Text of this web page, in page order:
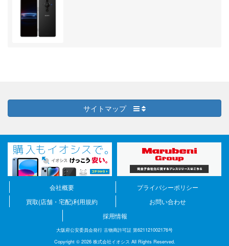
サイトマップ
会社概要
プライバシーポリシー
買取(店舗・宅配)利用規約
お問い合わせ
採用情報
大阪府公安委員会発行 古物商許可証 第621121002176号
Copyright © 2026 株式会社イオシス All Rights Reserved.